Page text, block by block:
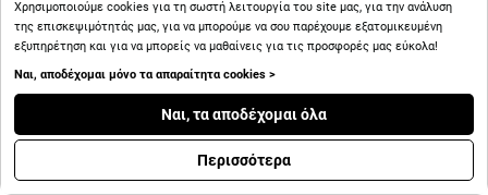
2τμχ
4.33€
Χρησιμοποιούμε cookies για τη σωστή λειτουργία του site μας, για την ανάλυση
της επισκεψιμότητάς μας, για να μπορούμε να σου παρέχουμε εξατομικευμένη
εξυπηρέτηση και για να μπορείς να μαθαίνεις για τις προσφορές μας εύκολα!
Ναι, αποδέχομαι μόνο τα απαραίτητα cookies >
Ναι, τα αποδέχομαι όλα
Περισσότερα